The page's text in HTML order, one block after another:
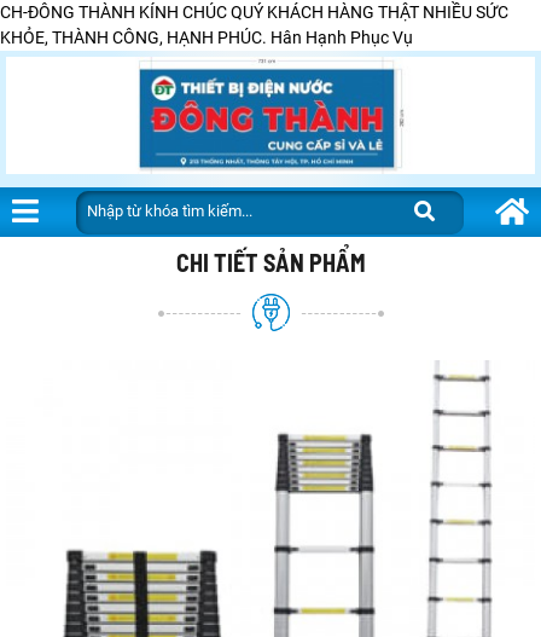
CH-ĐÔNG THÀNH KÍNH CHÚC QUÝ KHÁCH HÀNG THẬT NHIỀU SỨC
KHỎE, THÀNH CÔNG, HẠNH PHÚC. Hân Hạnh Phục Vụ
CHI TIẾT SẢN PHẨM